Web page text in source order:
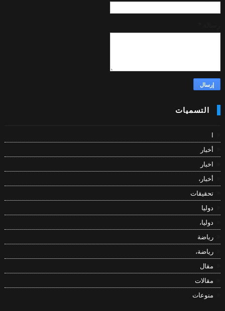
التسميات
أخبار
اخبار
أخبار،
تحقيقات
دوليا
دوليا،
رياضة
رياضة،
مقال
مقالات
منوعات